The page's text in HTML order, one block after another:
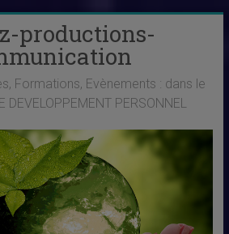
productions-
Formations, Evènements : dans le
DEVELOPPEMENT PERSONNEL